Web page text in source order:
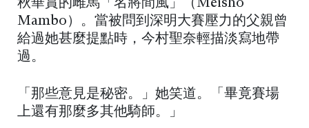
秋華賞的雌馬「名將間風」（Meisho
Mambo）。當被問到深明大賽壓力的父親曾
給過她甚麼提點時，今村聖奈輕描淡寫地帶
過。
「那些意見是秘密。」她笑道。「畢竟賽場
上還有那麼多其他騎師。」